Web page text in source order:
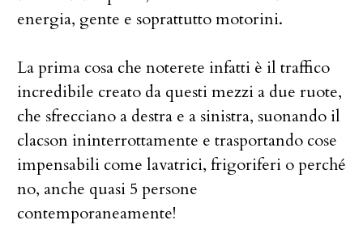
energia, gente e soprattutto motorini.
La prima cosa che noterete infatti è il traffico
incredibile creato da questi mezzi a due ruote,
che sfrecciano a destra e a sinistra, suonando il
clacson ininterrottamente e trasportando cose
impensabili come lavatrici, frigoriferi o perché
no, anche quasi 5 persone
contemporaneamente!